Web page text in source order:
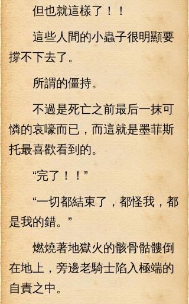
但也就這樣了！！
這些人間的小蟲子很明顯要
撐不下去了。
所謂的僵持。
不過是死亡之前最后一抹可
憐的哀嚎而已，而這就是墨菲斯
托最喜歡看到的。
“完了！！”
“一切都結束了，都怪我，都
是我的錯。”
燃燒著地獄火的骸骨骷髏倒
在地上，旁邊老騎士陷入極端的
自責之中。